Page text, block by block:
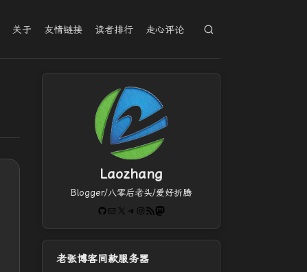
关于 友情链接 读者排行 走心评论
Laozhang
Blogger/八零后老头/爱好折腾
GitHub
电子邮件 X Telegram
Instagram
RSS FeedMastodon
老张博客同款服务器